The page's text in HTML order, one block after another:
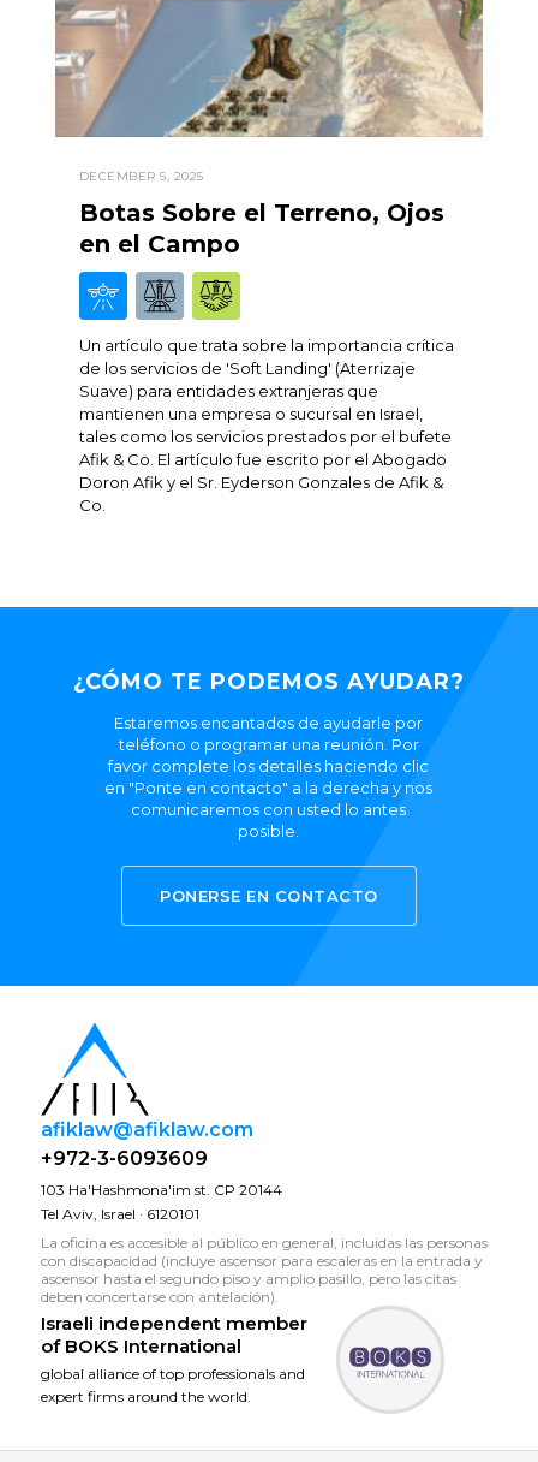
DECEMBER 5, 2025
Botas Sobre el Terreno, Ojos
en el Campo
Un artículo que trata sobre la importancia crítica
de los servicios de 'Soft Landing' (Aterrizaje
Suave) para entidades extranjeras que
mantienen una empresa o sucursal en Israel,
tales como los servicios prestados por el bufete
Afik & Co. El artículo fue escrito por el Abogado
Doron Afik y el Sr. Eyderson Gonzales de Afik &
Co.
¿CÓMO TE PODEMOS AYUDAR?
Estaremos encantados de ayudarle por
teléfono o programar una reunión. Por
favor complete los detalles haciendo clic
en "Ponte en contacto" a la derecha y nos
comunicaremos con usted lo antes
posible.
PONERSE EN CONTACTO
afiklaw@afiklaw.com
+972-3-6093609
103 Ha'Hashmona'im st. CP 20144
Tel Aviv, Israel · 6120101
La oficina es accesible al público en general, incluidas las personas
con discapacidad (incluye ascensor para escaleras en la entrada y
ascensor hasta el segundo piso y amplio pasillo, pero las citas
deben concertarse con antelación).
Israeli independent member
of BOKS International
global alliance of top professionals and
expert firms around the world.